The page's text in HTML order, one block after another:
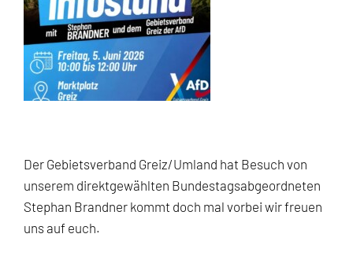
Der Gebietsverband Greiz/Umland hat Besuch von
unserem direktgewählten Bundestagsabgeordneten
Stephan Brandner kommt doch mal vorbei wir freuen
uns auf euch.